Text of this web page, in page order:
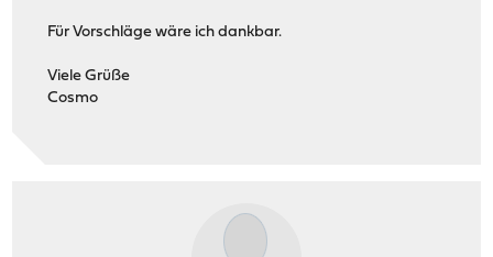
Für Vorschläge wäre ich dankbar.
Viele Grüße
Cosmo